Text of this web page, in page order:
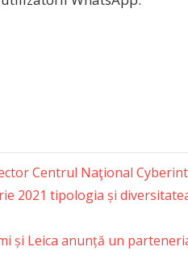
Centrul Naţional
2021 tipologia și
și Leica anunță un